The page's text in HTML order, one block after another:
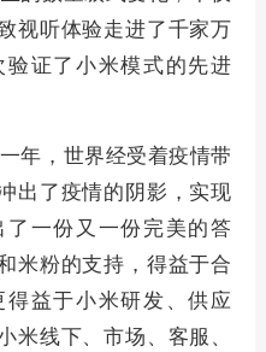
视听体验走进了千家万
证了小米模式的先进
年，世界经受着疫情带
出了疫情的阴影，实现
一份又一份完美的答
米粉的支持，得益于合
益于小米研发、供应
线下、市场、客服、